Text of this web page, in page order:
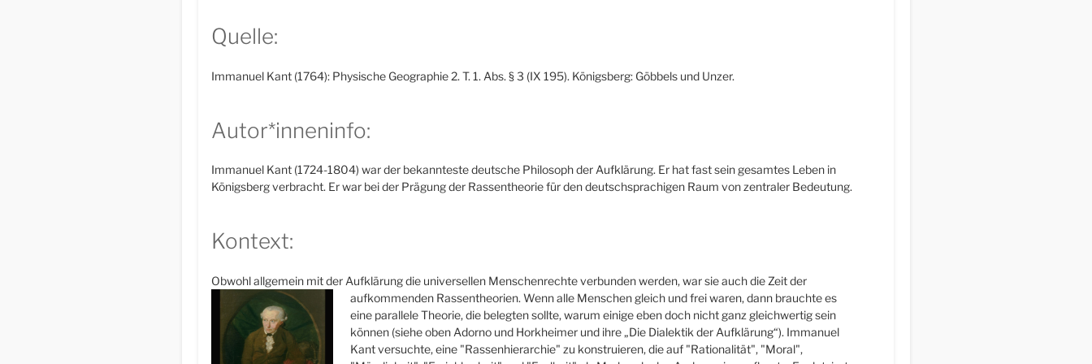
Quelle:
Immanuel Kant (1764): Physische Geographie 2. T. 1. Abs. § 3 (IX 195). Königsberg: Göbbels und Unzer.
Autor*inneninfo:
Immanuel Kant (1724-1804) war der bekannteste deutsche Philosoph der Aufklärung. Er hat fast sein gesamtes Leben in
Königsberg verbracht. Er war bei der Prägung der Rassentheorie für den deutschsprachigen Raum von zentraler Bedeutung.
Kontext:
Obwohl allgemein mit der Aufklärung die universellen Menschenrechte verbunden werden, war sie auch die Zeit der
aufkommenden Rassentheorien. Wenn alle Menschen gleich und frei waren, dann brauchte es
eine parallele Theorie, die belegten sollte, warum einige eben doch nicht ganz gleichwertig sein
können (siehe oben Adorno und Horkheimer und ihre „Die Dialektik der Aufklärung“). Immanuel
Kant versuchte, eine "Rassenhierarchie" zu konstruieren, die auf "Rationalität", "Moral",